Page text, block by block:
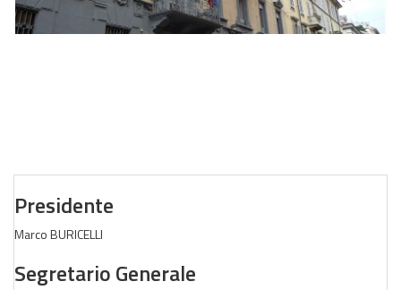
Presidente
Marco BURICELLI
Segretario Generale